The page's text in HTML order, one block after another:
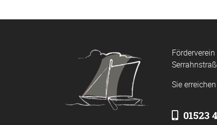
Sie
01523